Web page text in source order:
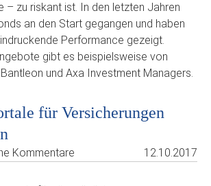
– zu riskant ist. In den letzten Jahren
an den Start gegangen und haben
Performance gezeigt.
gibt es beispielsweise von
und Axa Investment Managers.
für Versicherungen
Kommentare 12.10.2017